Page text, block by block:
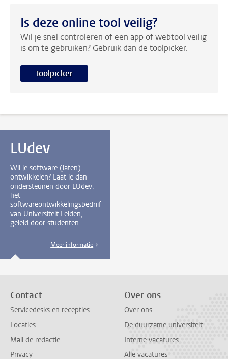
Is deze online tool veilig?
Wil je snel controleren of een app of webtool veilig
is om te gebruiken? Gebruik dan de toolpicker.
Toolpicker
LUdev
Wil je software (laten)
ontwikkelen? Laat je dan
ondersteunen door LUdev:
het
softwareontwikkelingsbedrijf
van Universiteit Leiden,
geleid door studenten.
Meer informatie
Contact
Servicedesks en recepties
Locaties
Mail de redactie
Privacy
Over ons
Over ons
De duurzame universiteit
Interne vacatures
Alle vacatures